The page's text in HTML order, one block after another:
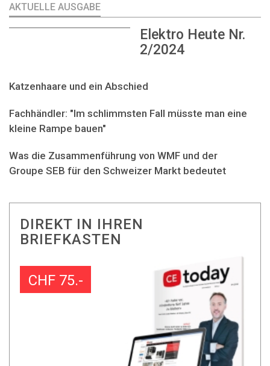
AKTUELLE AUSGABE
Elektro Heute Nr.
2/2024
Katzenhaare und ein Abschied
Fachhändler: "Im schlimmsten Fall müsste man eine
kleine Rampe bauen"
Was die Zusammenführung von WMF und der
Groupe SEB für den Schweizer Markt bedeutet
DIREKT IN IHREN
BRIEFKASTEN
CHF 75.-